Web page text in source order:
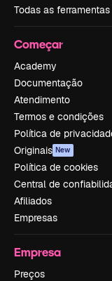
Todas as ferramentas
Começar
Academy
Documentação
Atendimento
Termos e condições
Política de
Originais New
Política de cookies
Central de
Afiliados
Empresas
Empresa
Preços